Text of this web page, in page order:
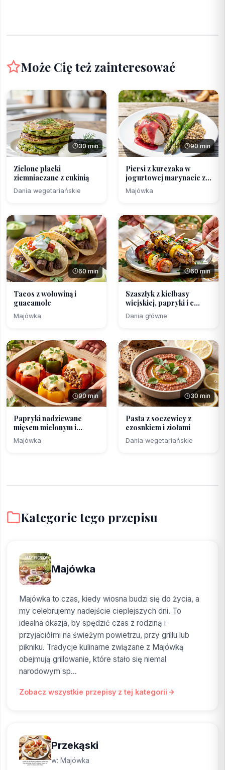
Może Cię też zainteresować
30 min
Zielone placki
ziemniaczane z cukinią
Dania wegetariańskie
90 min
Piersi z kurczaka w
jogurtowej marynacie z...
Majówka
60 min
Tacos z wołowiną i
guacamole
Majówka
60 min
Szaszłyk z kiełbasy
wiejskiej, papryki i c...
Dania główne
90 min
Papryki nadziewane
mięsem mielonym i
kaszą...
Majówka
30 min
Pasta z soczewicy z
czosnkiem i ziołami
Dania wegetariańskie
Kategorie tego przepisu
Majówka
Majówka to czas, kiedy wiosna budzi się do życia, a
my celebrujemy nadejście cieplejszych dni. To
idealna okazja, by spędzić czas z rodziną i
przyjaciółmi na świeżym powietrzu, przy grillu lub
pikniku. Tradycje kulinarne związane z Majówką
obejmują grillowanie, które stało się niemal
narodowym sp...
Zobacz wszystkie przepisy z tej kategorii
Przekąski
w: Majówka